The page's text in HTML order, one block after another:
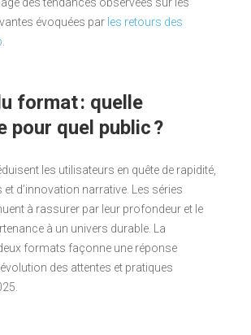
évoquées par les retours des
format : quelle
pour quel public ?
les utilisateurs en quête de rapidité,
d’innovation narrative. Les séries
à rassurer par leur profondeur et le
à un univers durable. La
formats façonne une réponse
des attentes et pratiques